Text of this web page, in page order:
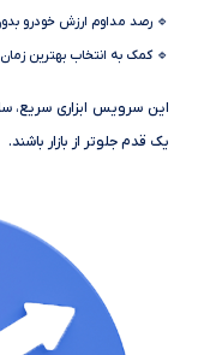
🔹 رصد مداوم ارزش خودرو
🔹 کمک به انتخاب بهترین
این سرویس ابزاری سریع،
یک قدم جلوتر از بازار باشند.